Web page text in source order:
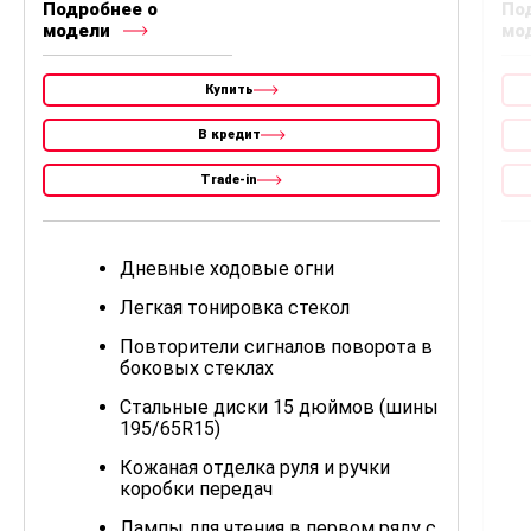
Подробнее о
модели
Купить
В кредит
Trade-in
Дневные ходовые огни
Легкая тонировка стекол
Повторители сигналов поворота в
боковых стеклах
Стальные диски 15 дюймов (шины
195/65R15)
Кожаная отделка руля и ручки
коробки передач